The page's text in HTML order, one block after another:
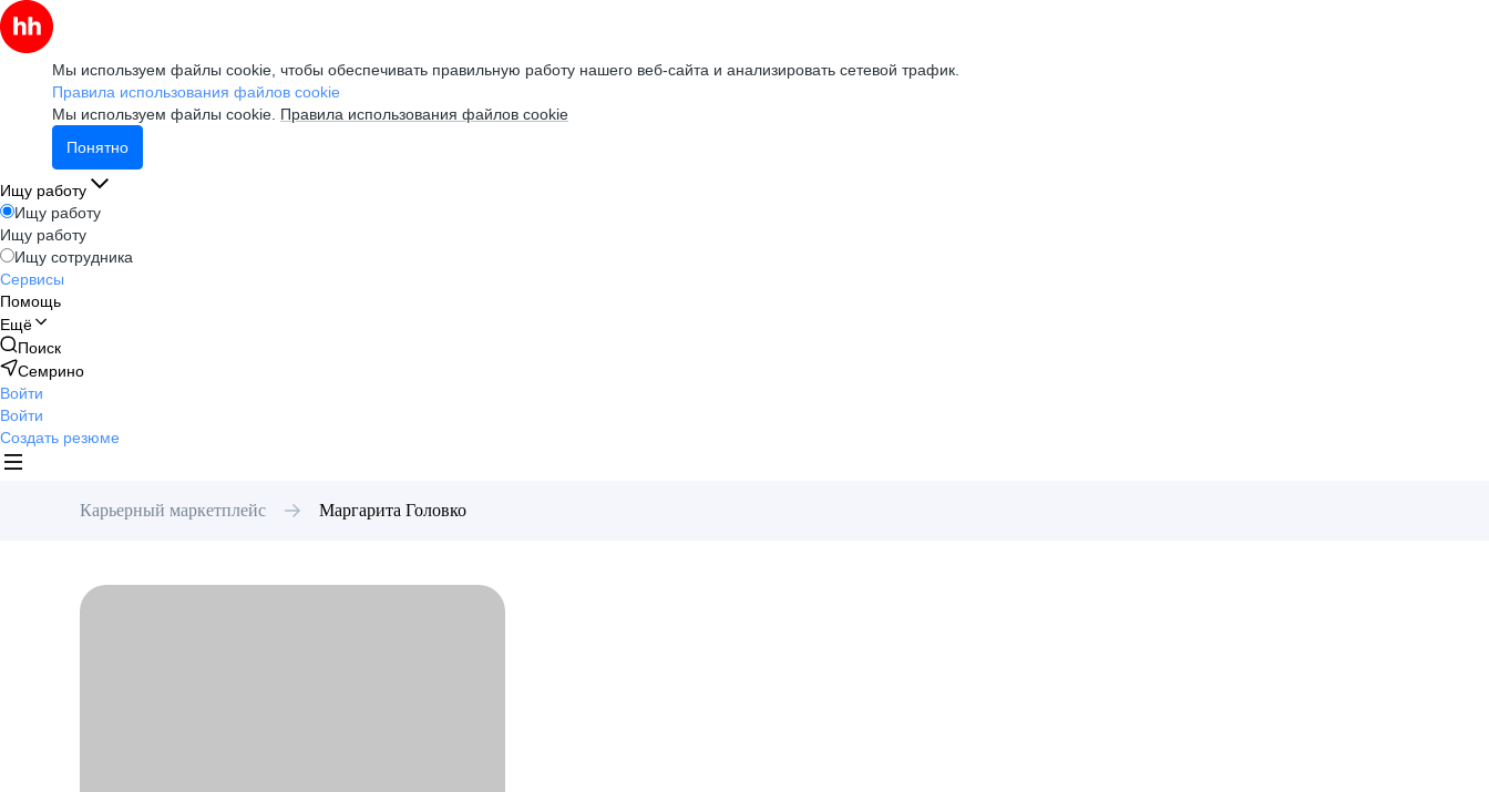
Мы используем файлы cookie, чтобы обеспечивать правильную работу нашего веб-сайта и анализировать сетевой трафик.
Правила использования файлов cookie
Мы используем файлы cookie. Правила использования файлов cookie
Понятно
Ищу работу
Ищу работу
Ищу работу
Ищу сотрудника
Сервисы
Помощь
Ещё
Поиск
Семрино
Войти
Войти
Создать резюме
Карьерный маркетплейс Маргарита Головко